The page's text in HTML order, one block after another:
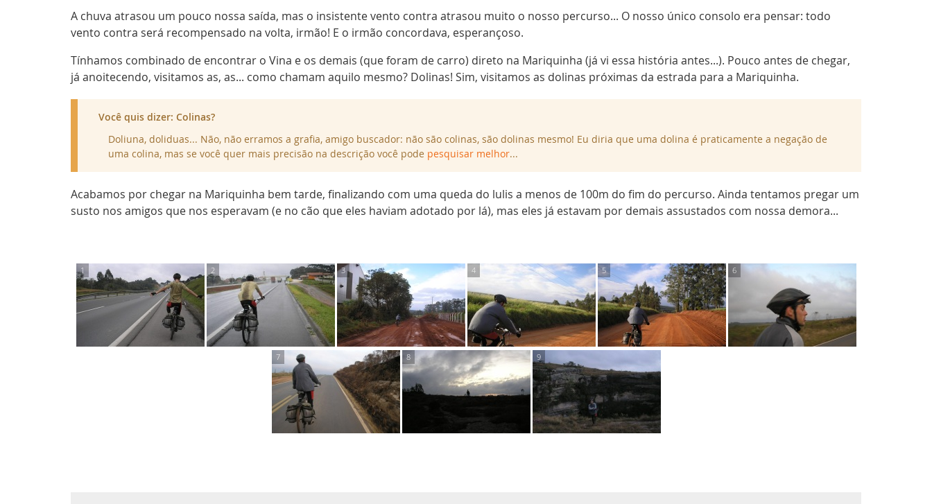
A chuva atrasou um pouco nossa saída, mas o insistente vento contra atrasou muito o nosso percurso... O nosso único consolo era pensar: todo
vento contra será recompensado na volta, irmão! E o irmão concordava, esperançoso.
Tínhamos combinado de encontrar o Vina e os demais (que foram de carro) direto na Mariquinha (já vi essa história antes...). Pouco antes de chegar,
já anoitecendo, visitamos as, as... como chamam aquilo mesmo? Dolinas! Sim, visitamos as dolinas próximas da estrada para a Mariquinha.
Você quis dizer: Colinas?
Doliuna, doliduas... Não, não erramos a grafia, amigo buscador: não são colinas, são dolinas mesmo! Eu diria que uma dolina é praticamente a negação de
uma colina, mas se você quer mais precisão na descrição você pode pesquisar melhor...
Acabamos por chegar na Mariquinha bem tarde, finalizando com uma queda do lulis a menos de 100m do fim do percurso. Ainda tentamos pregar um
susto nos amigos que nos esperavam (e no cão que eles haviam adotado por lá), mas eles já estavam por demais assustados com nossa demora...